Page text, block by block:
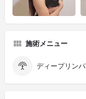
施術メニュー
ディープリンパ